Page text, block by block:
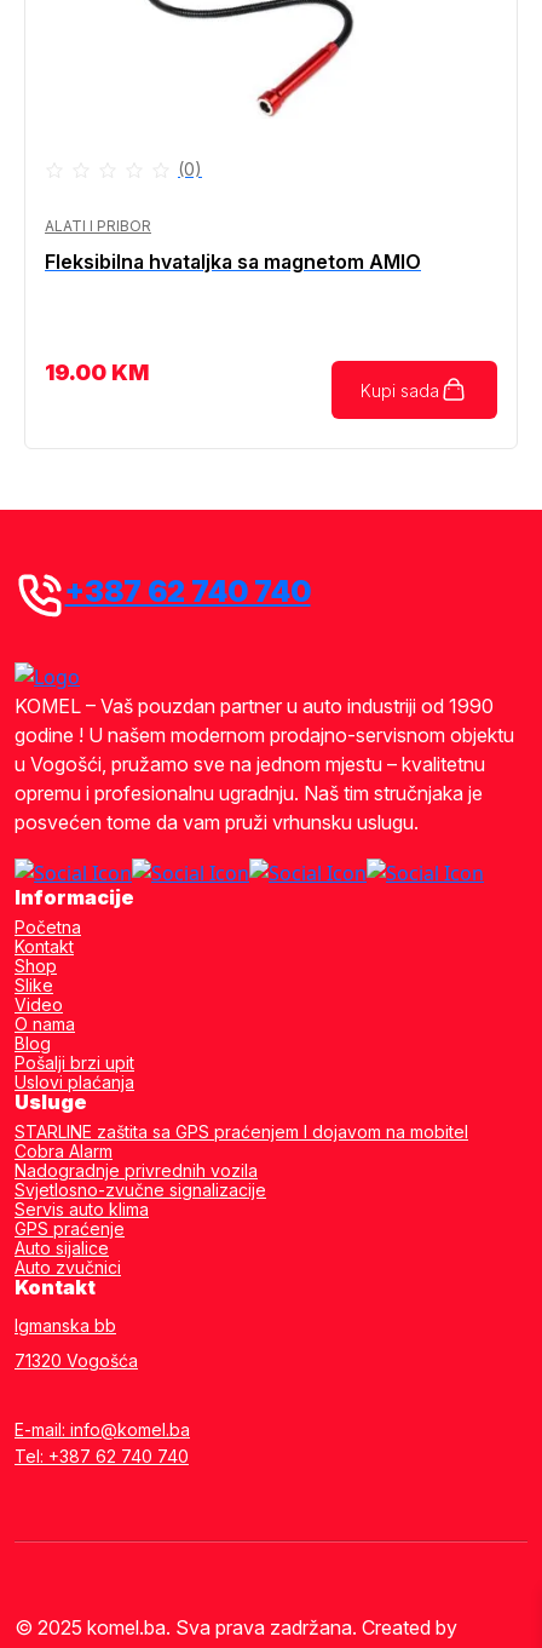
(0)
ALATI I PRIBOR
Fleksibilna hvataljka sa magnetom AMIO
19.00 KM
Kupi sada
+387 62 740 740
KOMEL – Vaš pouzdan partner u auto industriji od 1990
godine ! U našem modernom prodajno-servisnom objektu
u Vogošći, pružamo sve na jednom mjestu – kvalitetnu
opremu i profesionalnu ugradnju. Naš tim stručnjaka je
posvećen tome da vam pruži vrhunsku uslugu.
Informacije
Početna
Kontakt
Shop
Slike
Video
O nama
Blog
Pošalji brzi upit
Uslovi plaćanja
Usluge
STARLINE zaštita sa GPS praćenjem I dojavom na mobitel
Cobra Alarm
Nadogradnje privrednih vozila
Svjetlosno-zvučne signalizacije
Servis auto klima
GPS praćenje
Auto sijalice
Auto zvučnici
Kontakt
Igmanska bb
71320 Vogošća
E-mail: info@komel.ba
Tel: +387 62 740 740
© 2025 komel.ba. Sva prava zadržana. Created by